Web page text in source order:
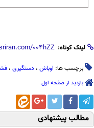
لینک کوتاه:
برچسب ها: اوباش ، دستگیری ،
بازدید از صفحه اول
مطالب پیشنهادی